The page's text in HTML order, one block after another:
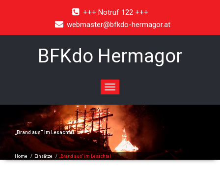
+++ Notruf 122 +++
webmaster@bfkdo-hermagor.at
BFKdo Hermagor
Toggle
navigation
„Brand aus“ im Lesachtal
Home / Einsätze / „Brand aus“ im Lesachtal